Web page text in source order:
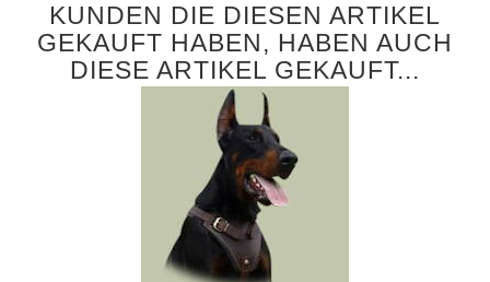
KUNDEN DIE DIESEN ARTIKEL
GEKAUFT HABEN, HABEN AUCH
DIESE ARTIKEL GEKAUFT...